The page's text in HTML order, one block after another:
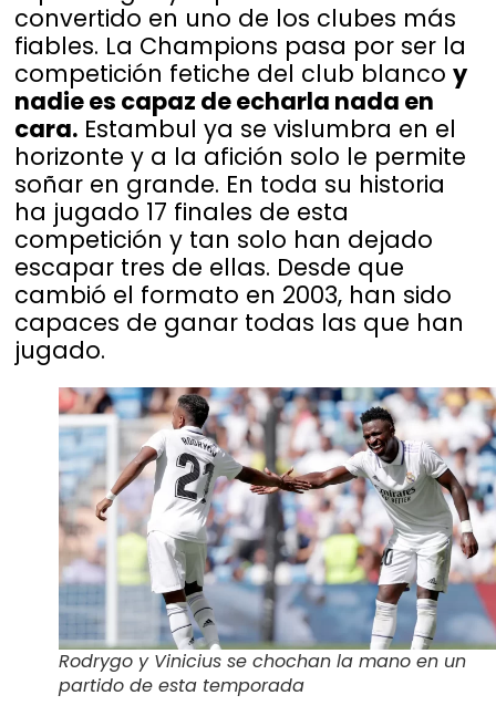
convertido en uno de los clubes más
fiables. La Champions pasa por ser la
competición fetiche del club blancoy
nadie es capaz de echarla nada en
cara. Estambul ya se vislumbra en el
horizonte y a la afición solo le permite
soñar en grande. En toda su historia
ha jugado 17 finales de esta
competición y tan solo han dejado
escapar tres de ellas. Desde que
cambió el formato en 2003, han sido
capaces de ganar todas las que han
jugado.
Rodrygo y Vinicius se chochan la mano en un
partido de esta temporada